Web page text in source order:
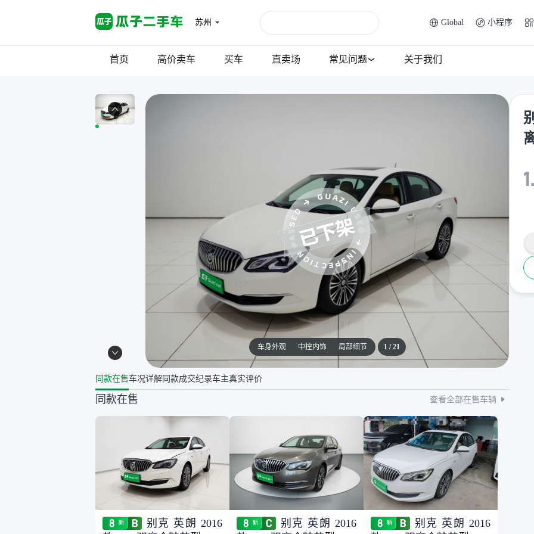
苏州 Global 小程序
首页 高价卖车 买车 直卖场 常见问题 关于我们
车身外观 中控内饰 局部细节 1/21
同款在售车况详解同款成交纪录车主真实评价
同款在售 查看全部在售车辆
别克 英朗 2016
别克 英朗 2016
别克 英朗 2016